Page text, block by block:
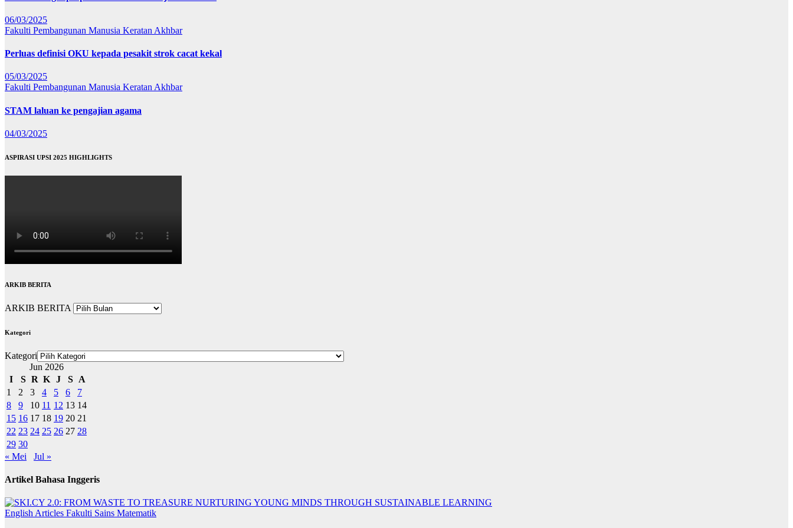
06/03/2025
Fakulti Pembangunan Manusia Keratan Akhbar
Perluas definisi OKU kepada pesakit strok cacat kekal
05/03/2025
Fakulti Pembangunan Manusia Keratan Akhbar
STAM laluan ke pengajian agama
04/03/2025
ASPIRASI UPSI 2025 HIGHLIGHTS
ARKIB BERITA
ARKIB BERITA
Kategori
Kategori
Jun 2026
I
S R K J S
A
1
2 3 4 5 6
7
8
9 10 11 12 13 14
15 16 17 18 19 20 21
22 23 24 25 26 27 28
29 30
« Mei
Jul »
Artikel Bahasa Inggeris
English Articles Fakulti Sains Matematik